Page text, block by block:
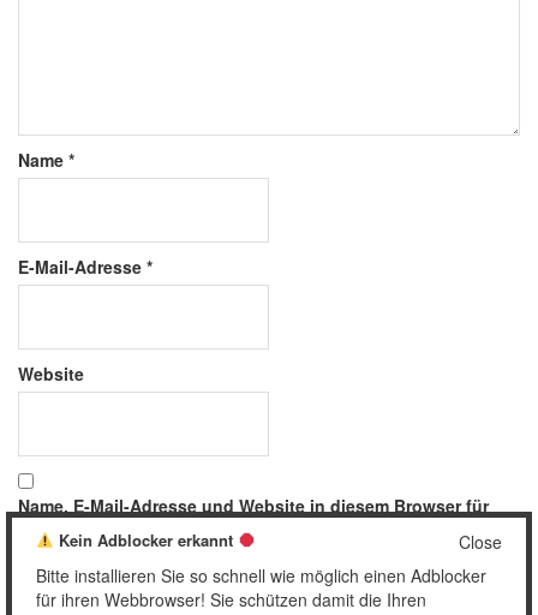
Name *
E-Mail-Adresse *
Website
Name, E-Mail-Adresse und Website in diesem Browser für
meinen nächsten Kommentar speichern.
Close
Kein Adblocker erkannt
Bitte installieren Sie so schnell wie möglich einen Adblocker
für ihren Webbrowser! Sie schützen damit die Ihren